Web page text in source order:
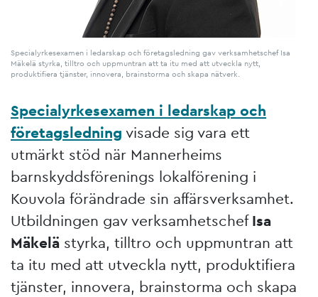
Specialyrkesexamen i ledarskap och företagsledning gav verksamhetschef Isa
Mäkelä styrka, tilltro och uppmuntran att ta itu med att utveckla nytt,
produktifiera tjänster, innovera, brainstorma och skapa nätverk.
Specialyrkesexamen i ledarskap och
företagsledning visade sig vara ett
utmärkt stöd när Mannerheims
barnskyddsförenings lokalförening i
Kouvola förändrade sin affärsverksamhet.
Utbildningen gav verksamhetschefIsa
Mäkelä styrka, tilltro och uppmuntran att
ta itu med att utveckla nytt, produktifiera
tjänster, innovera, brainstorma och skapa